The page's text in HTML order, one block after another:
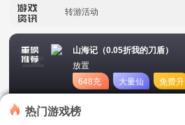
转游活动
冠名活动
山海记（0.05折我的刀盾）
放置
648充
值卡
大量仙
玉
免费升
星
热门游戏榜